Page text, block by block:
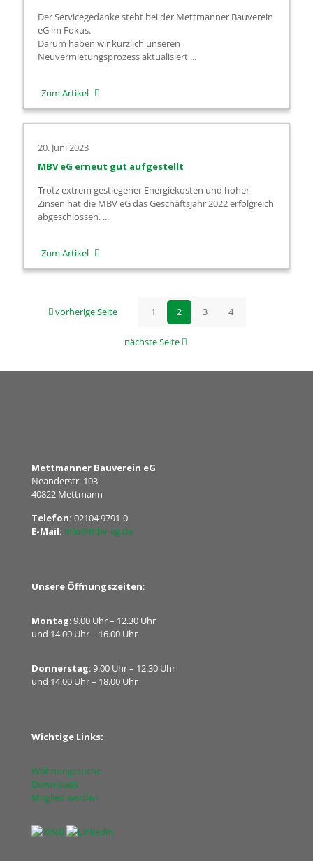
Der Servicegedanke steht bei der Mettmanner Bauverein
eG im Fokus.
Darum haben wir kürzlich unseren
Neuvermietungsprozess aktualisiert ...
Zum Artikel-
Wohnungssuche
eG
20. Juni 2023
MBV eG erneut gut aufgestellt
Trotz extrem gestiegener Energiekosten und hoher
Zinsen hat die MBV eG das Geschäftsjahr 2022 erfolgreich
abgeschlossen. ...
Zum Artikel-
MBV
erneut
vorherige Seite 1 2 3 4
nächste Seite
Mettmanner Bauverein eG
Neanderstr. 103
40822 Mettmann
Telefon: 02104 9791-0
E-Mail: info@mbv-eg.de
Unsere Öffnungszeiten:
Montag: 9.00 Uhr – 12.30 Uhr
und 14.00 Uhr – 16.00 Uhr
Donnerstag: 9.00 Uhr – 12.30 Uhr
und 14.00 Uhr – 18.00 Uhr
Wichtige Links:
Wohnungssuche
Downloads
Mitglied werden